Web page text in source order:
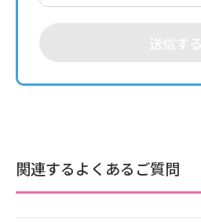
送信する
関連するよくあるご質問